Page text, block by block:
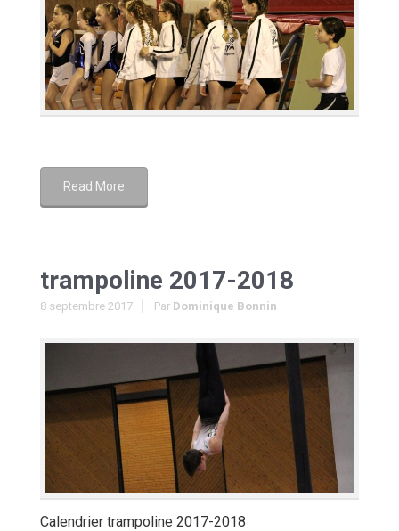
Read More
trampoline 2017-2018
8 septembre 2017 Par Dominique Bonnin
Calendrier trampoline 2017-2018